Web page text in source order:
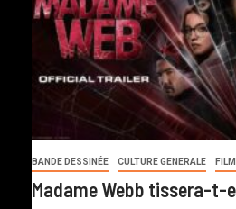
BANDE DESSINÉE CULTURE GENERALE FILM
Madame Webb tissera-t-